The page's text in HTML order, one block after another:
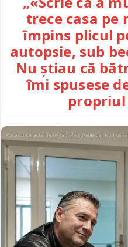
trece casa
împins plicul
autopsie, sub
Nu știau că
îmi spusese